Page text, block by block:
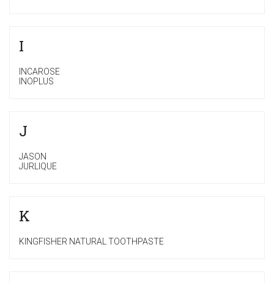
I
INCAROSE
INOPLUS
J
JASON
JURLIQUE
K
KINGFISHER NATURAL TOOTHPASTE